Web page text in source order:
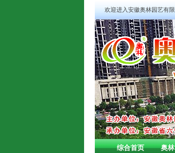
欢迎进入安徽奥林园艺有
综合首页 奥